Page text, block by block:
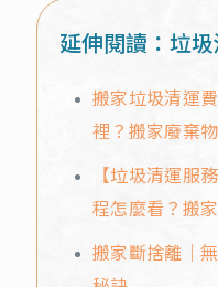
延伸閱讀：垃
搬家垃圾清運
裡？搬家廢棄
【垃圾清運服
程怎麼看？搬
搬家斷捨離｜